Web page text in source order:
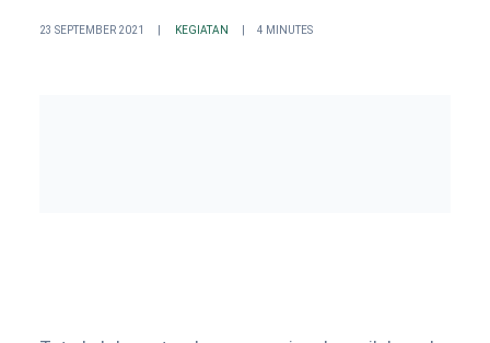
23 SEPTEMBER 2021 KEGIATAN 4 MINUTES